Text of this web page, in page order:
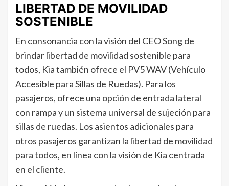
LIBERTAD DE MOVILIDAD
SOSTENIBLE
En consonancia con la visión del CEO Song de
brindar libertad de movilidad sostenible para
todos, Kia también ofrece el PV5 WAV (Vehículo
Accesible para Sillas de Ruedas). Para los
pasajeros, ofrece una opción de entrada lateral
con rampa y un sistema universal de sujeción para
sillas de ruedas. Los asientos adicionales para
otros pasajeros garantizan la libertad de movilidad
para todos, en línea con la visión de Kia centrada
en el cliente.